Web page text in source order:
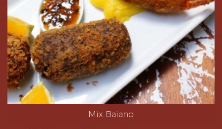
Mix Baiano